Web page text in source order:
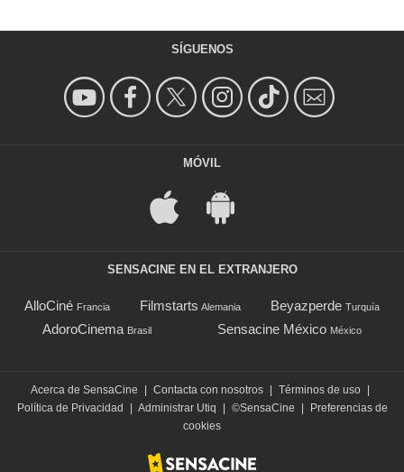
SÍGUENOS
MÓVIL
SENSACINE EN EL EXTRANJERO
AlloCiné Francia Filmstarts Alemania Beyazperde Turquía
AdoroCinema Brasil Sensacine México México
Acerca de SensaCine Contacta con nosotros Términos de uso
Política de Privacidad
Administrar Utiq ©SensaCine
Preferencias de
cookies